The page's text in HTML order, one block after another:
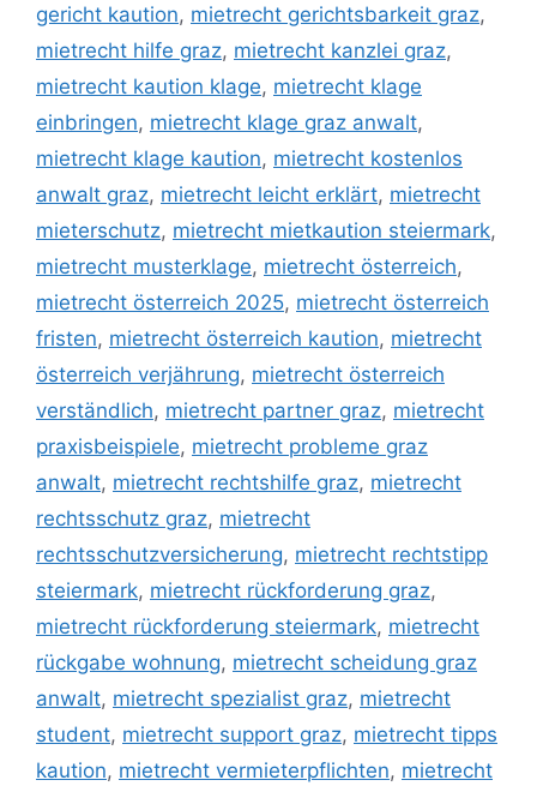
gericht kaution, mietrecht gerichtsbarkeit graz,
mietrecht hilfe graz, mietrecht kanzlei graz,
mietrecht kaution klage, mietrecht klage
einbringen, mietrecht klage graz anwalt,
mietrecht klage kaution, mietrecht kostenlos
anwalt graz, mietrecht leicht erklärt, mietrecht
mieterschutz, mietrecht mietkaution steiermark,
mietrecht musterklage, mietrecht österreich,
mietrecht österreich 2025, mietrecht österreich
fristen, mietrecht österreich kaution, mietrecht
österreich verjährung, mietrecht österreich
verständlich, mietrecht partner graz, mietrecht
praxisbeispiele, mietrecht probleme graz
anwalt, mietrecht rechtshilfe graz, mietrecht
rechtsschutz graz, mietrecht
rechtsschutzversicherung, mietrecht rechtstipp
steiermark, mietrecht rückforderung graz,
mietrecht rückforderung steiermark, mietrecht
rückgabe wohnung, mietrecht scheidung graz
anwalt, mietrecht spezialist graz, mietrecht
student, mietrecht support graz, mietrecht tipps
kaution, mietrecht vermieterpflichten, mietrecht